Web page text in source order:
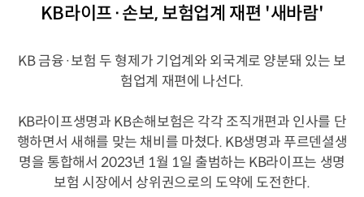
KB라이프·손보, 보험업계 재편 '새바람'
KB 금융·보험 두 형제가 기업계와 외국계로 양분돼 있는 보
험업계 재편에 나선다.
KB라이프생명과 KB손해보험은 각각 조직개편과 인사를 단
행하면서 새해를 맞는 채비를 마쳤다. KB생명과 푸르덴셜생
명을 통합해서 2023년 1월 1일 출범하는 KB라이프는 생명
보험 시장에서 상위권으로의 도약에 도전한다.